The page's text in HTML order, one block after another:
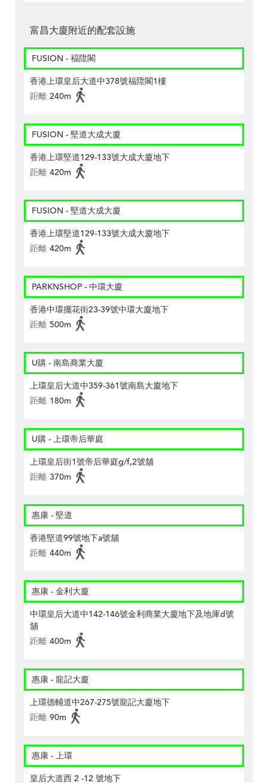
富昌大廈附近的配套設施
FUSION - 褔陞閣
香港上環皇后大道中378號福陞閣1樓
距離 240m
FUSION - 堅道大成大廈
香港上環堅道129-133號大成大廈地下
距離 420m
FUSION - 堅道大成大廈
香港上環堅道129-133號大成大廈地下
距離 420m
PARKNSHOP - 中環大廈
香港中環擺花街23-39號中環大廈地下
距離 500m
U購 - 南島商業大廈
上環皇后大道中359-361號南島大廈地下
距離 180m
U購 - 上環帝后華庭
上環皇后街1號帝后華庭g/f,2號舖
距離 370m
惠康 - 堅道
香港堅道99號地下a號舖
距離 440m
惠康 - 金利大廈
中環皇后大道中142-146號金利商業大廈地下及地庫d號
舖
距離 400m
惠康 - 龍記大廈
上環德輔道中267-275號龍記大廈地下
距離 90m
惠康 - 上環
皇后大道西 2 -12 號地下